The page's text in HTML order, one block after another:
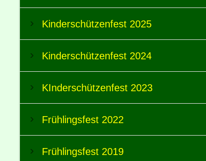
Kinderschützenfest 2025
Kinderschützenfest 2024
KInderschützenfest 2023
Frühlingsfest 2022
Frühlingsfest 2019